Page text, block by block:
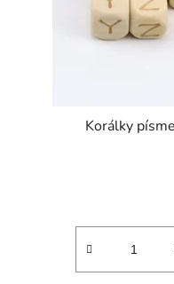
Korálky